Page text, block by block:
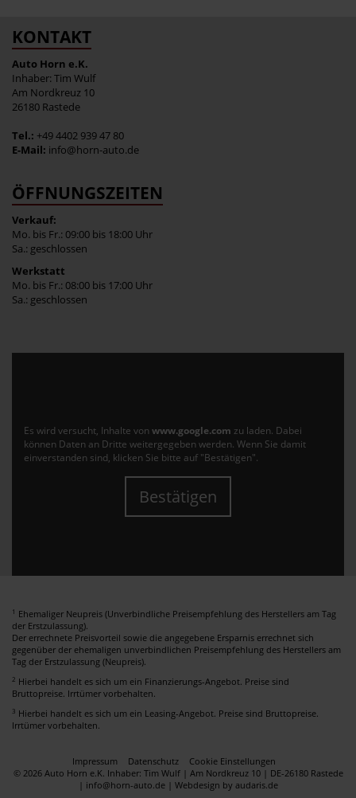
KONTAKT
Auto Horn e.K.
Inhaber: Tim Wulf
Am Nordkreuz 10
26180 Rastede
Tel.: +49 4402 939 47 80
E-Mail: info@horn-auto.de
ÖFFNUNGSZEITEN
Verkauf:
Mo. bis Fr.: 09:00 bis 18:00 Uhr
Sa.: geschlossen
Werkstatt
Mo. bis Fr.: 08:00 bis 17:00 Uhr
Sa.: geschlossen
Es wird versucht, Inhalte von www.google.com zu laden. Dabei
können Daten an Dritte weitergegeben werden. Wenn Sie damit
einverstanden sind, klicken Sie bitte auf "Bestätigen".
Bestätigen
1 Ehemaliger Neupreis (Unverbindliche Preisempfehlung des Herstellers am Tag
der Erstzulassung).
Der errechnete Preisvorteil sowie die angegebene Ersparnis errechnet sich
gegenüber der ehemaligen unverbindlichen Preisempfehlung des Herstellers am
Tag der Erstzulassung (Neupreis).
2 Hierbei handelt es sich um ein Finanzierungs-Angebot. Preise sind
Bruttopreise. Irrtümer vorbehalten.
3 Hierbei handelt es sich um ein Leasing-Angebot. Preise sind Bruttopreise.
Irrtümer vorbehalten.
Impressum Datenschutz
Cookie Einstellungen
© 2026 Auto Horn e.K. Inhaber: Tim Wulf | Am Nordkreuz 10 | DE-26180 Rastede
| info@horn-auto.de | Webdesign by audaris.de